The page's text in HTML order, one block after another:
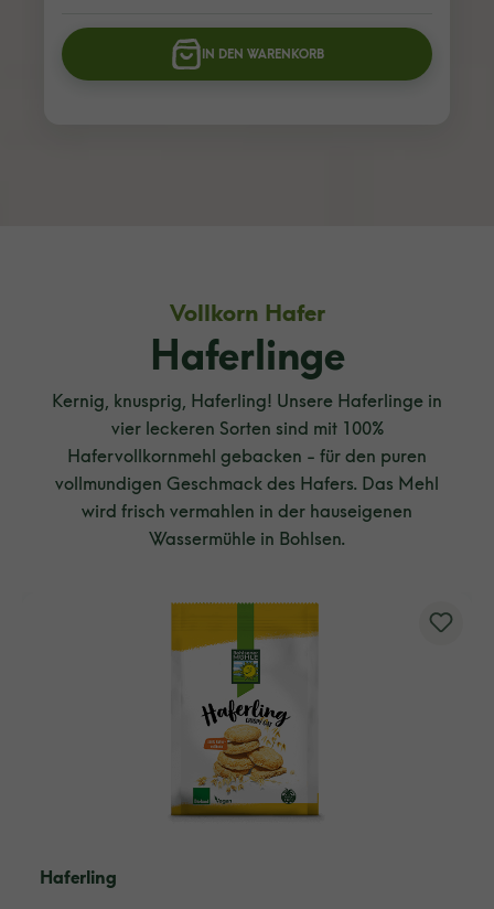
IN DEN WARENKORB
Vollkorn Hafer
Haferlinge
Kernig, knusprig, Haferling! Unsere Haferlinge in
vier leckeren Sorten sind mit 100%
Hafervollkornmehl gebacken - für den puren
vollmundigen Geschmack des Hafers. Das Mehl
wird frisch vermahlen in der hauseigenen
Wassermühle in Bohlsen.
Haferling